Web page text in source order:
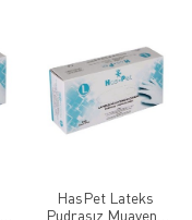
HasPet Lateks
Pudrasız Muayene